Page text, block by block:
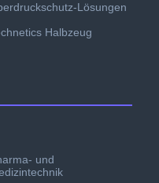
Lösungen
Halbzeug
und